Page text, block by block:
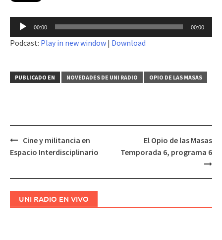
Reproductor
de
audio
00:00 00:00
Podcast: Play in new window | Download
PUBLICADO EN NOVEDADES DE UNI RADIO OPIO DE LAS MASAS
Navegación
de
Cine y militancia en
Espacio Interdisciplinario
El Opio de las Masas
Temporada 6, programa 6
UNI RADIO EN VIVO